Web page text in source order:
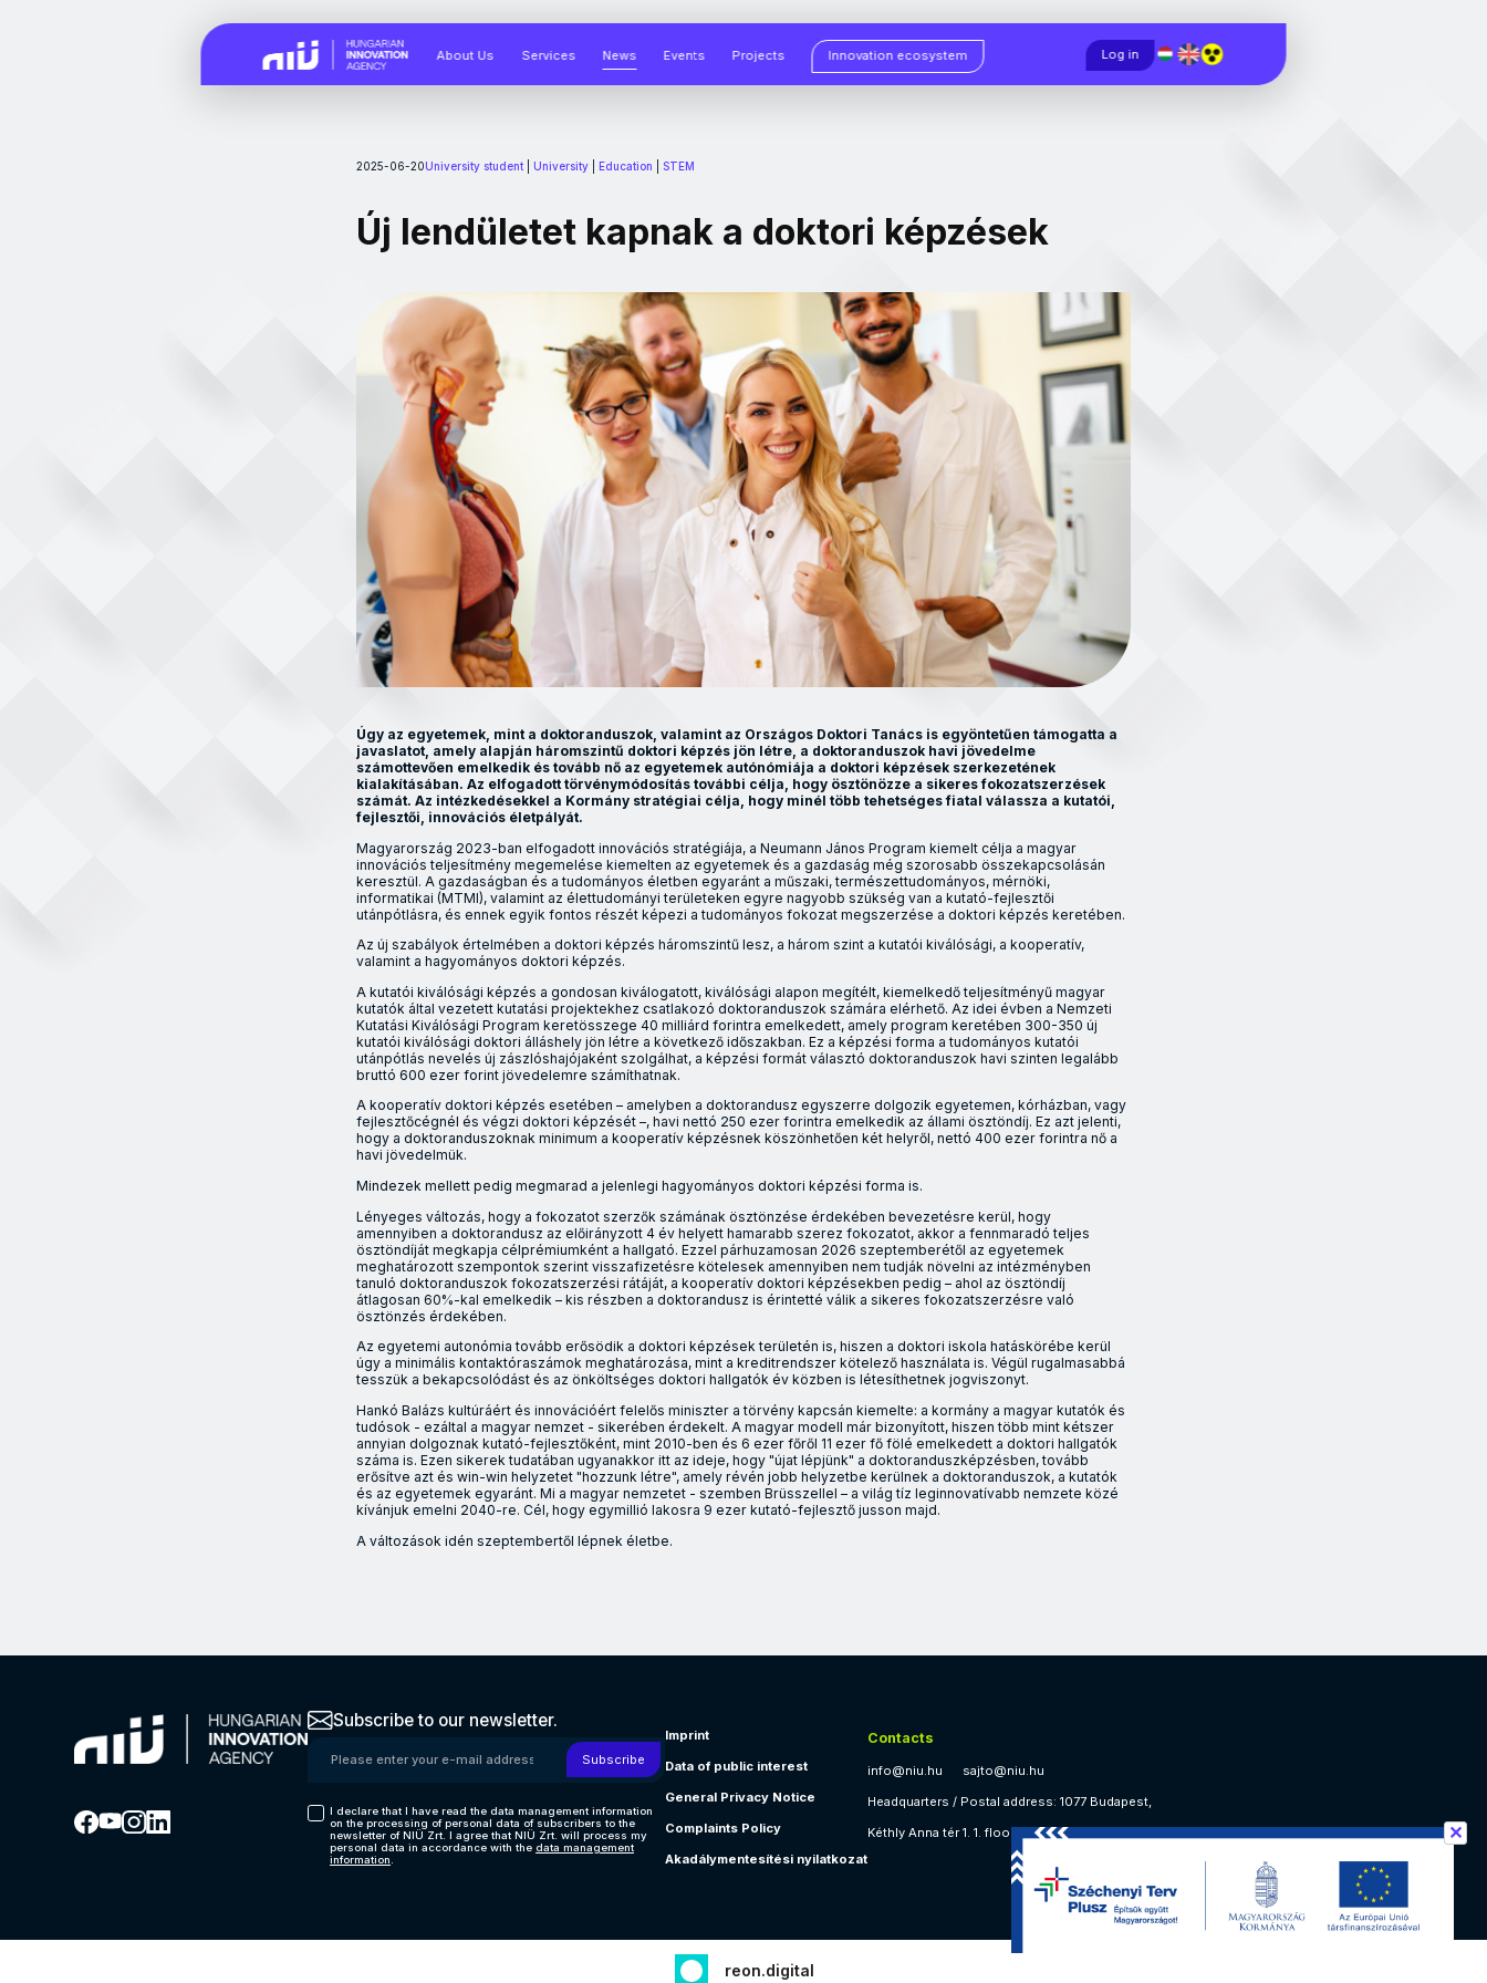
About Us Services News Events Projects Innovation ecosystem Log in Magyar
English
2025-06-20University student |University Education |STEM
Új lendületet kapnak a doktori képzések
Úgy az egyetemek, mint a doktoranduszok, valamint az Országos Doktori Tanács is egyöntetűen támogatta a
javaslatot, amely alapján háromszintű doktori képzés jön létre, a doktoranduszok havi jövedelme
számottevően emelkedik és tovább nő az egyetemek autónómiája a doktori képzések szerkezetének
kialakításában. Az elfogadott törvénymódosítás további célja, hogy ösztönözze a sikeres fokozatszerzések
számát. Az intézkedésekkel a Kormány stratégiai célja, hogy minél több tehetséges fiatal válassza a kutatói,
fejlesztői, innovációs életpályát.
Magyarország 2023-ban elfogadott innovációs stratégiája, a Neumann János Program kiemelt célja a magyar
innovációs teljesítmény megemelése kiemelten az egyetemek és a gazdaság még szorosabb összekapcsolásán
keresztül. A gazdaságban és a tudományos életben egyaránt a műszaki, természettudományos, mérnöki,
informatikai (MTMI), valamint az élettudományi területeken egyre nagyobb szükség van a kutató-fejlesztői
utánpótlásra, és ennek egyik fontos részét képezi a tudományos fokozat megszerzése a doktori képzés keretében.
Az új szabályok értelmében a doktori képzés háromszintű lesz, a három szint a kutatói kiválósági, a kooperatív,
valamint a hagyományos doktori képzés.
A kutatói kiválósági képzés a gondosan kiválogatott, kiválósági alapon megítélt, kiemelkedő teljesítményű magyar
kutatók által vezetett kutatási projektekhez csatlakozó doktoranduszok számára elérhető. Az idei évben a Nemzeti
Kutatási Kiválósági Program keretösszege 40 milliárd forintra emelkedett, amely program keretében 300-350 új
kutatói kiválósági doktori álláshely jön létre a következő időszakban. Ez a képzési forma a tudományos kutatói
utánpótlás nevelés új zászlóshajójaként szolgálhat, a képzési formát választó doktoranduszok havi szinten legalább
bruttó 600 ezer forint jövedelemre számíthatnak.
A kooperatív doktori képzés esetében – amelyben a doktorandusz egyszerre dolgozik egyetemen, kórházban, vagy
fejlesztőcégnél és végzi doktori képzését –, havi nettó 250 ezer forintra emelkedik az állami ösztöndíj. Ez azt jelenti,
hogy a doktoranduszoknak minimum a kooperatív képzésnek köszönhetően két helyről, nettó 400 ezer forintra nő a
havi jövedelmük.
Mindezek mellett pedig megmarad a jelenlegi hagyományos doktori képzési forma is.
Lényeges változás, hogy a fokozatot szerzők számának ösztönzése érdekében bevezetésre kerül, hogy
amennyiben a doktorandusz az előirányzott 4 év helyett hamarabb szerez fokozatot, akkor a fennmaradó teljes
ösztöndíját megkapja célprémiumként a hallgató. Ezzel párhuzamosan 2026 szeptemberétől az egyetemek
meghatározott szempontok szerint visszafizetésre kötelesek amennyiben nem tudják növelni az intézményben
tanuló doktoranduszok fokozatszerzési rátáját, a kooperatív doktori képzésekben pedig – ahol az ösztöndíj
átlagosan 60%-kal emelkedik – kis részben a doktorandusz is érintetté válik a sikeres fokozatszerzésre való
ösztönzés érdekében.
Az egyetemi autonómia tovább erősödik a doktori képzések területén is, hiszen a doktori iskola hatáskörébe kerül
úgy a minimális kontaktóraszámok meghatározása, mint a kreditrendszer kötelező használata is. Végül rugalmasabbá
tesszük a bekapcsolódást és az önköltséges doktori hallgatók év közben is létesíthetnek jogviszonyt.
Hankó Balázs kultúráért és innovációért felelős miniszter a törvény kapcsán kiemelte: a kormány a magyar kutatók és
tudósok - ezáltal a magyar nemzet - sikerében érdekelt. A magyar modell már bizonyított, hiszen több mint kétszer
annyian dolgoznak kutató-fejlesztőként, mint 2010-ben és 6 ezer főről 11 ezer fő fölé emelkedett a doktori hallgatók
száma is. Ezen sikerek tudatában ugyanakkor itt az ideje, hogy "újat lépjünk" a doktoranduszképzésben, tovább
erősítve azt és win-win helyzetet "hozzunk létre", amely révén jobb helyzetbe kerülnek a doktoranduszok, a kutatók
és az egyetemek egyaránt. Mi a magyar nemzetet - szemben Brüsszellel – a világ tíz leginnovatívabb nemzete közé
kívánjuk emelni 2040-re. Cél, hogy egymillió lakosra 9 ezer kutató-fejlesztő jusson majd.
A változások idén szeptembertől lépnek életbe.
Subscribe to our newsletter.
Subscribe
I declare that I have read the data management information
on the processing of personal data of subscribers to the
newsletter of NIÜ Zrt. I agree that NIÜ Zrt. will process my
personal data in accordance with the data management
information
Imprint
Data of public interest
General Privacy Notice
Complaints Policy
Akadálymentesítési nyilatkozat
Contacts
info@niu.hu
sajto@niu.hu
Headquarters / Postal address: 1077 Budapest,
Kéthly Anna tér 1. 1. floor
reon.digital
✕